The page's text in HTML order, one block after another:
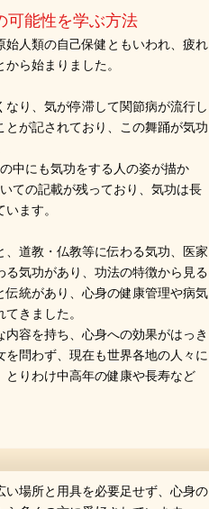
可能性を学ぶ方法
人類の自己保健ともいわれ、疲れ
ら始まりました。
り、気が停滞して関節病が流行し
が記されており、この舞踊が気功
中にも気功をする人の姿が描か
ての記載が残っており、気功は長
ます。
道教・仏教等に伝わる気功、医家
気功があり、功法の特徴から見る
伝統があり、心身の健康管理や病気
きました。
容を持ち、心身への効果がはっき
を問わず、現在も世界各地の人々に
りわけ中高年の健康や長寿など
場所と用具を必要足せず、心身の